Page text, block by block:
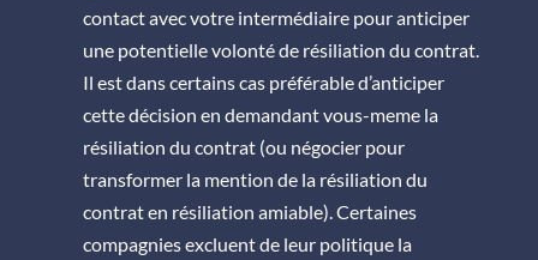
contact avec votre intermédiaire pour anticiper
une potentielle volonté de résiliation du contrat.
Il est dans certains cas préférable d’anticiper
cette décision en demandant vous-meme la
résiliation du contrat (ou négocier pour
transformer la mention de la résiliation du
contrat en résiliation amiable). Certaines
compagnies excluent de leur politique la